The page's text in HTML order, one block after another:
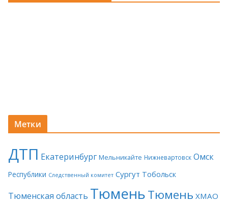
Метки
ДТП Екатеринбург Мельникайте Нижневартовск Омск
Республики Следственный комитет Сургут Тобольск
Тюменская область ТюменьТюмень ХМАО